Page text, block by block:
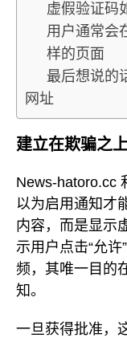
虚假验证码
用户通常会
样的页面
最后想说的
网址
建立在欺骗之
News-hatoro.cc
以为启用通知才
内容，而是显示
示用户点击“允
频，其唯一目的
知。
一旦获得批准，